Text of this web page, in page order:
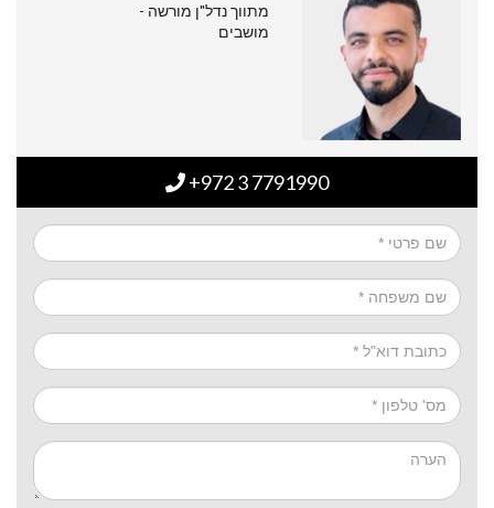
מתווך נדל"ן מורשה -
מושבים
+972 3 7791990